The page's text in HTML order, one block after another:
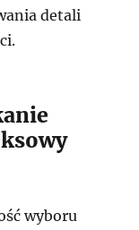
detali
wyboru